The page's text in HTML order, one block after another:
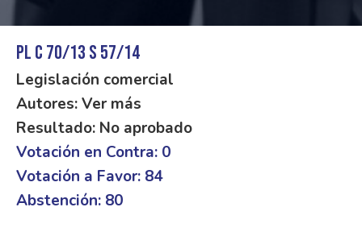
PL C 70/13 S 57/14
Legislación comercial
Autores: Ver más
Resultado: No aprobado
Votación en Contra: 0
Votación a Favor: 84
Abstención: 80